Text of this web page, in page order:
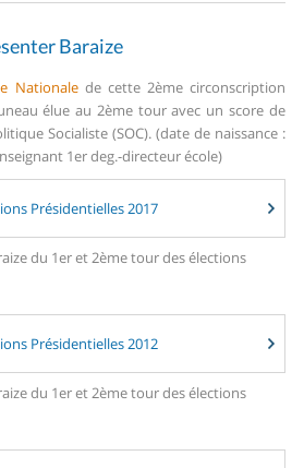
Baraize
Nationalede cette 2ème circonscription
élue au 2ème tour avec un score de
Socialiste (SOC). (date de naissance :
1er deg.-directeur école)
Présidentielles 2017
du 1er et 2ème tour des élections
Présidentielles 2012
du 1er et 2ème tour des élections